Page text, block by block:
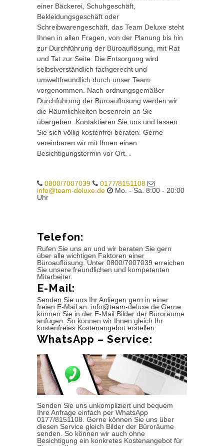
einer Bäckerei, Schuhgeschäft,
Bekleidungsgeschäft oder
Schreibwarengeschäft, das Team Deluxe steht
Ihnen in allen Fragen, von der Planung bis hin
zur Durchführung der Büroauflösung, mit Rat
und Tat zur Seite. Die Entsorgung wird
selbstverständlich fachgerecht und
umweltfreundlich durch unser Team
vorgenommen. Nach ordnungsgemäßer
Durchführung der Büroauflösung werden wir
die Räumlichkeiten besenrein an Sie
übergeben. Kontaktieren Sie uns und lassen
Sie sich völlig kostenfrei beraten. Gerne
vereinbaren wir mit Ihnen einen
Besichtigungstermin vor Ort. .
0800/7007039
0177/8151108
info@team-deluxe.de
Mo. - Sa. 8:00 - 20:00
Uhr
Telefon:
Rufen Sie uns an und wir beraten Sie gern
über alle wichtigen Faktoren einer
Büroauflösung. Unter 0800/7007039 erreichen
Sie unsere freundlichen und kompetenten
Mitarbeiter.
E-Mail:
Senden Sie uns Ihr Anliegen gern in einer
freien E-Mail an: info@team-deluxe.de Gerne
können Sie in der E-Mail Bilder der Büroräume
anfügen. So können wir Ihnen gleich Ihr
kostenfreies Kostenangebot erstellen.
WhatsApp – Service:
Senden Sie uns unkompliziert und bequem
Ihre Anfrage einfach per WhatsApp
0177/8151108. Gerne können Sie uns über
diesen Service gleich Bilder der Büroräume
senden. So können wir auch ohne
Besichtigung ein konkretes Kostenangebot für